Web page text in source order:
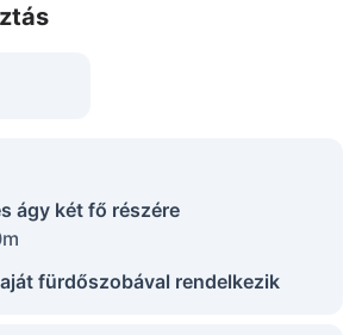
ágy két fő részére
fürdőszobával rendelkezik